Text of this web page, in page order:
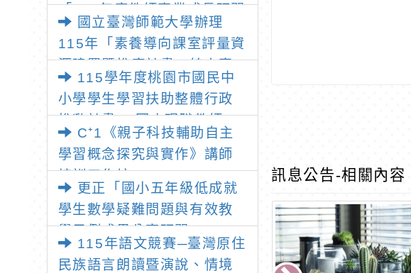
「115年度教師專業成長研習
—「夢的N次方」實踐家論壇
（中區臺中場）」
國立臺灣師範大學辦理
115年「素養導向課室評量資
源建置暨推廣計畫」線上專
題講座之報名資訊
115學年度桃園市國民中
小學學生學習扶助整體行政
推動計畫 —國小現職教師8
小時認證研習
C⁺1《親子科技輔助自主
學習概念探究與實作》講師
培訓工作坊
更正「國小五年級低成就
學生數學疑難問題與有效教
學示例成果分享研習」
115年語文競賽─臺灣原住
民族語言朗讀暨演說、情境
訊息公告-相關內容